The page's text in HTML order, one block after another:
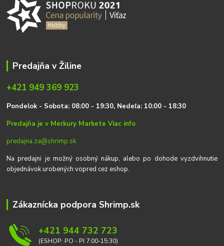
Predajňa v Žiline
+421 949 369 923
Pondelok - Sobota: 08:00 - 19:30, Nedeľa: 10:00 - 18:30
Predajňa je v Merkury MarketeViac info
predajna.za@shrimp.sk
Na predajni je možný osobný nákup, alebo po dohode vyzdvihnutie
objednávok urobených vopred cez eshop.
Zákaznícka podpora Shrimp.sk
+421 944 732 723
(ESHOP: PO - PI 7:00-15:30)